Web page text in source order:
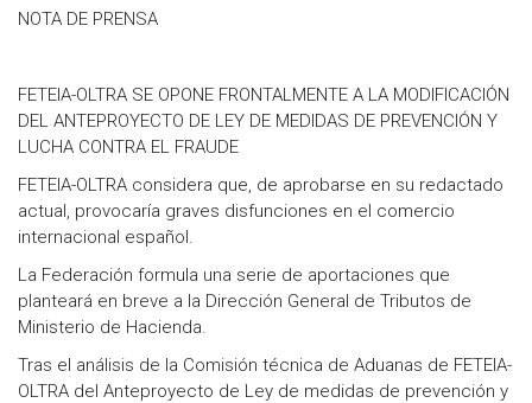
NOTA DE PRENSA
FETEIA-OLTRA SE OPONE FRONTALMENTE A LA MODIFICACIÓN
DEL ANTEPROYECTO DE LEY DE MEDIDAS DE PREVENCIÓN Y
LUCHA CONTRA EL FRAUDE
FETEIA-OLTRA considera que, de aprobarse en su redactado
actual, provocaría graves disfunciones en el comercio
internacional español.
La Federación formula una serie de aportaciones que
planteará en breve a la Dirección General de Tributos de
Ministerio de Hacienda.
Tras el análisis de la Comisión técnica de Aduanas de FETEIA-
OLTRA del Anteproyecto de Ley de medidas de prevención y